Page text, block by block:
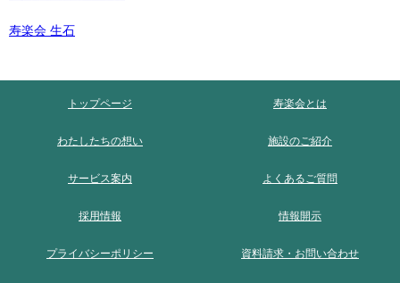
寿楽会 生石
トップページ 寿楽会とは
わたしたちの想い 施設のご紹介
サービス案内 よくあるご質問
採用情報 情報開示
プライバシーポリシー 資料請求・お問い合わせ